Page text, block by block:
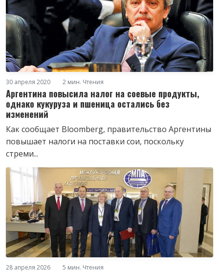
30 апреля 2020 2 мин. Чтения
Аргентина повысила налог на соевые продукты,
однако кукуруза и пшеница остались без
изменений
Как сообщает Bloomberg, правительство Аргентины
повышает налоги на поставки сои, поскольку
стреми...
28 апреля 2026 5 мин. Чтения